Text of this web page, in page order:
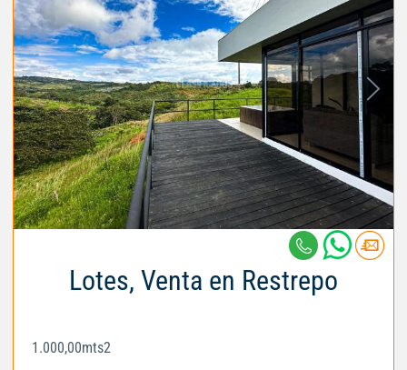
Lotes, Venta en Restrepo
1.000,00mts2